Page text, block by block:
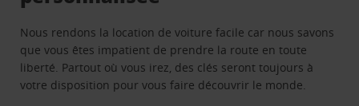
Nous rendons la location de voiture facile car nous savons
que vous êtes impatient de prendre la route en toute
liberté. Partout où vous irez, des clés seront toujours à
votre disposition pour vous faire découvrir le monde.